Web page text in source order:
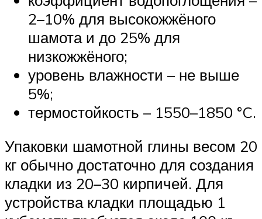
2–10% для высокожжёного
шамота и до 25% для
низкожжёного;
уровень влажности – не выше
5%;
термостойкость – 1550–1850 °C.
Упаковки шамотной глины весом 20
кг обычно достаточно для создания
кладки из 20–30 кирпичей. Для
устройства кладки площадью 1